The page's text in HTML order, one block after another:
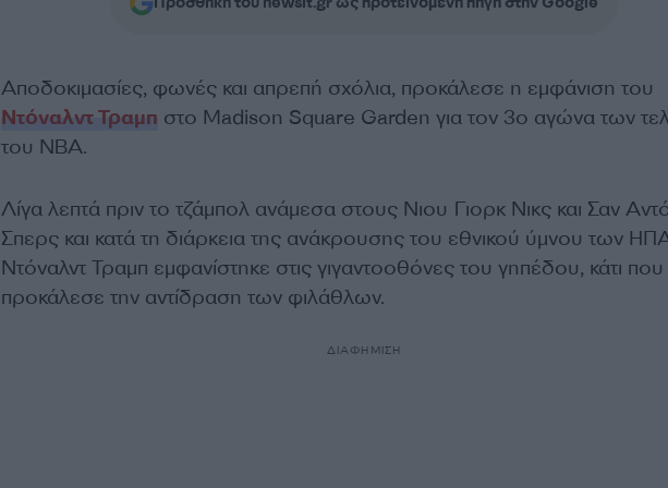
Αποδοκιμασίες, φωνές και απρεπή σχόλια, προκάλεσε η εμφάνιση του
Ντόναλντ Τραμπ στο Madison Square Garden για τον 3ο αγώνα των
του NBA.
Λίγα λεπτά πριν το τζάμπολ ανάμεσα στους Νιου Γιορκ Νικς και Σαν
Σπερς και κατά τη διάρκεια της ανάκρουσης του εθνικού ύμνου των
Ντόναλντ Τραμπ εμφανίστηκε στις γιγαντοοθόνες του γηπέδου, κάτι που
προκάλεσε την αντίδραση των φιλάθλων.
ΔΙΑΦΗΜΙΣΗ